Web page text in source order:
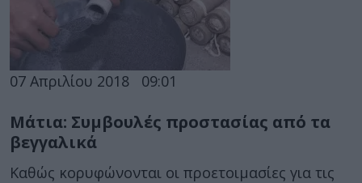
07 Απριλίου 2018 09:01
Μάτια: Συμβουλές προστασίας από τα
βεγγαλικά
Καθώς κορυφώνονται οι προετοιμασίες για τις